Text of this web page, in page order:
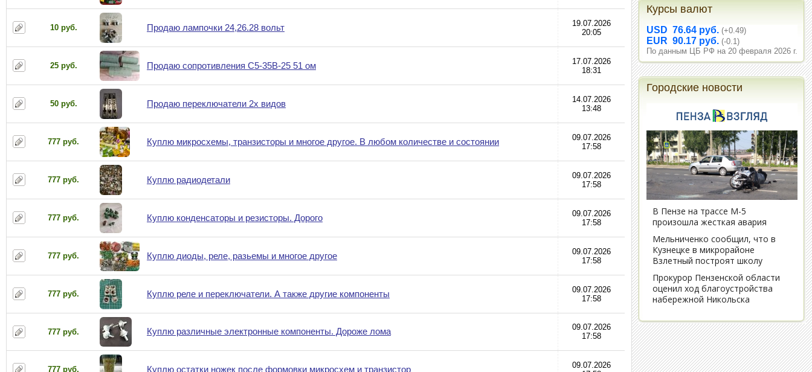
10 руб. Продаю лампочки 24,26.28 вольт
19.07.2026
20:05
25 руб. Продаю сопротивления С5-35В-25 51 ом
17.07.2026
18:31
50 руб. Продаю переключатели 2х видов
14.07.2026
13:48
777 руб. Куплю микросхемы, транзисторы и многое другое. В любом количестве и состоянии
09.07.2026
17:58
777 руб. Куплю радиодетали
09.07.2026
17:58
777 руб. Куплю конденсаторы и резисторы. Дорого
09.07.2026
17:58
777 руб. Куплю диоды, реле, разьемы и многое другое
09.07.2026
17:58
777 руб. Куплю реле и переключатели. А также другие компоненты
09.07.2026
17:58
777 руб. Куплю различные электронные компоненты. Дороже лома
09.07.2026
17:58
777 руб. Куплю остатки ножек после формовки микросхем и транзистор
09.07.2026
Курсы валют
USD 76.64 руб. (+0.49)
EUR 90.17 руб. (-0.1)
По данным ЦБ РФ на 20 февраля 2026 г.
Городские новости